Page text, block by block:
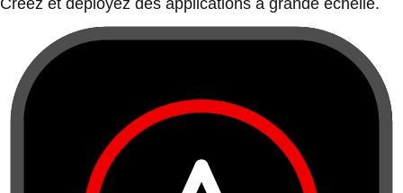
Créez et déployez des applications à grande échelle.